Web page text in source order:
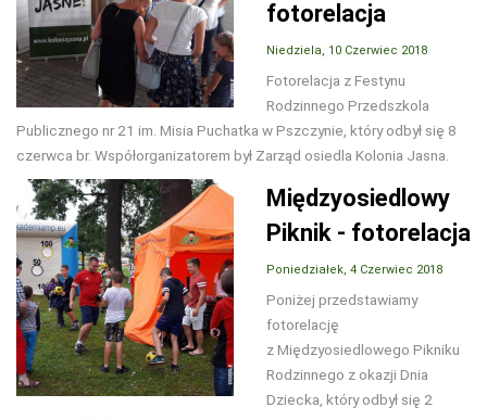
fotorelacja
Niedziela, 10 Czerwiec 2018
Fotorelacja z Festynu
Rodzinnego Przedszkola
Publicznego nr 21 im. Misia Puchatka w Pszczynie, który odbył się 8
czerwca br. Współorganizatorem był Zarząd osiedla Kolonia Jasna.
Międzyosiedlowy
Piknik - fotorelacja
Poniedziałek, 4 Czerwiec 2018
Poniżej przedstawiamy
fotorelację
z Międzyosiedlowego Pikniku
Rodzinnego z okazji Dnia
Dziecka, który odbył się 2